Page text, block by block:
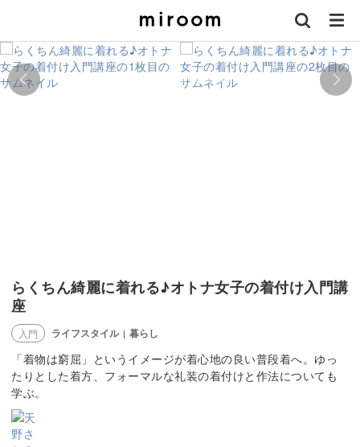
らくちん綺麗に着れる♪オトナ女子の着付け入門講
座
入門 ライフスタイル | 暮らし
「着物は窮屈」というイメージが着心地の良い普段着へ。ゆっ
たりとした着方、フォーマルな礼装の着付けと作法についても
学ぶ。